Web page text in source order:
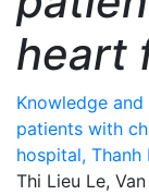
heart
Knowledge
patients with
hospital,
Thi Lieu Le,